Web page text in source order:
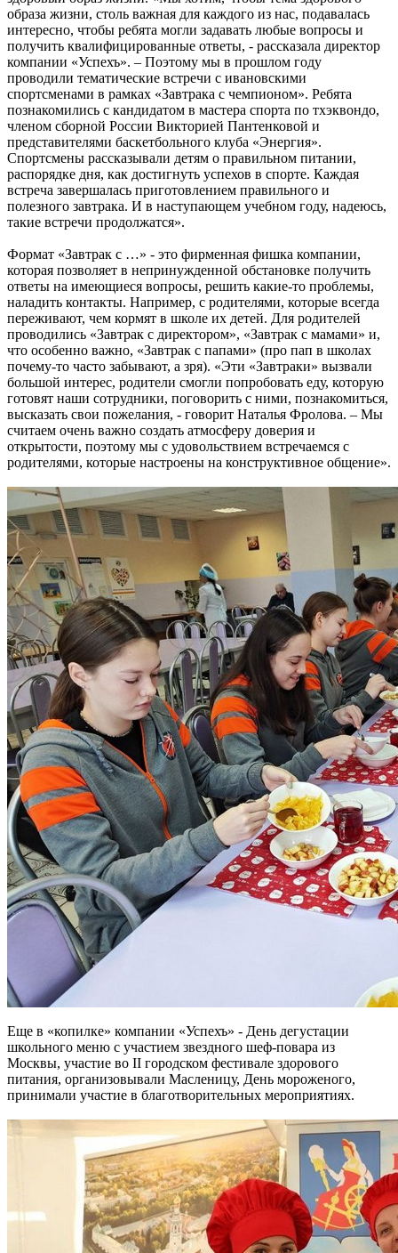
образа жизни, столь важная для каждого из нас, подавалась
интересно, чтобы ребята могли задавать любые вопросы и
получить квалифицированные ответы, - рассказала директор
компании «Успехъ». – Поэтому мы в прошлом году
проводили тематические встречи с ивановскими
спортсменами в рамках «Завтрака с чемпионом». Ребята
познакомились с кандидатом в мастера спорта по тхэквондо,
членом сборной России Викторией Пантенковой и
представителями баскетбольного клуба «Энергия».
Спортсмены рассказывали детям о правильном питании,
распорядке дня, как достигнуть успехов в спорте. Каждая
встреча завершалась приготовлением правильного и
полезного завтрака. И в наступающем учебном году, надеюсь,
такие встречи продолжатся».
Формат «Завтрак с …» - это фирменная фишка компании,
которая позволяет в непринужденной обстановке получить
ответы на имеющиеся вопросы, решить какие-то проблемы,
наладить контакты. Например, с родителями, которые всегда
переживают, чем кормят в школе их детей. Для родителей
проводились «Завтрак с директором», «Завтрак с мамами» и,
что особенно важно, «Завтрак с папами» (про пап в школах
почему-то часто забывают, а зря). «Эти «Завтраки» вызвали
большой интерес, родители смогли попробовать еду, которую
готовят наши сотрудники, поговорить с ними, познакомиться,
высказать свои пожелания, - говорит Наталья Фролова. – Мы
считаем очень важно создать атмосферу доверия и
открытости, поэтому мы с удовольствием встречаемся с
родителями, которые настроены на конструктивное общение».
Еще в «копилке» компании «Успехъ» - День дегустации
школьного меню с участием звездного шеф-повара из
Москвы, участие во II городском фестивале здорового
питания, организовывали Масленицу, День мороженого,
принимали участие в благотворительных мероприятиях.